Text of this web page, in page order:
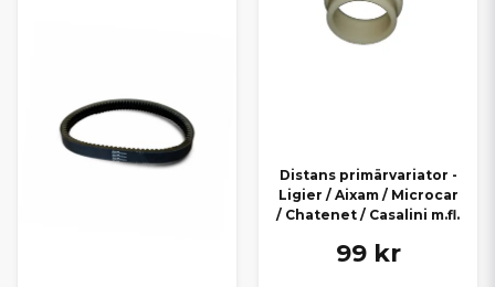
Distans primärvariator -
Ligier / Aixam / Microcar
/ Chatenet / Casalini m.fl.
99 kr